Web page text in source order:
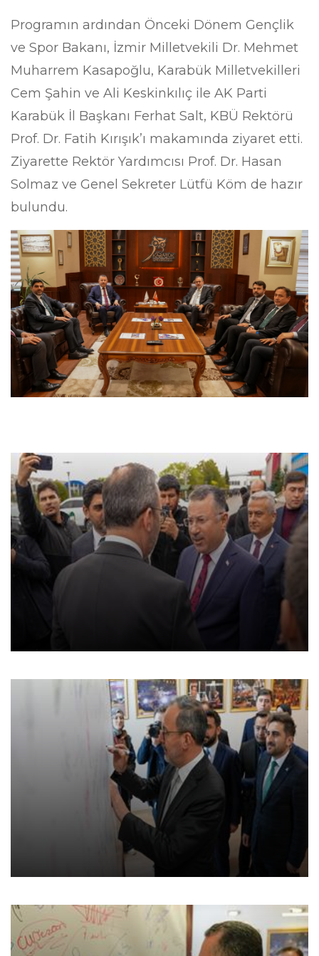
Programın ardından Önceki Dönem Gençlik
ve Spor Bakanı, İzmir Milletvekili Dr. Mehmet
Muharrem Kasapoğlu, Karabük Milletvekilleri
Cem Şahin ve Ali Keskinkılıç ile AK Parti
Karabük İl Başkanı Ferhat Salt, KBÜ Rektörü
Prof. Dr. Fatih Kırışık’ı makamında ziyaret etti.
Ziyarette Rektör Yardımcısı Prof. Dr. Hasan
Solmaz ve Genel Sekreter Lütfü Köm de hazır
bulundu.